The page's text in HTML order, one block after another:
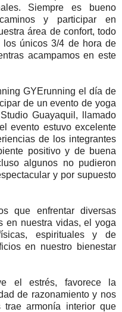
Siempre es bueno
y participar en
área de confort, todo
los únicos 3/4 de hora de
acampamos en este
GYErunning el día de
de un evento de yoga
Guayaquil, llamado
evento estuvo excelente
de los integrantes
positivo y de buena
algunos no pudieron
y por supuesto
que enfrentar diversas
en nuestra vidas, el yoga
espirituales y de
en nuestro bienestar
el estrés, favorece la
de razonamiento y nos
trae armonía interior que